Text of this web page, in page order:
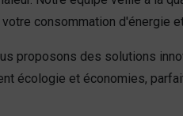
consommation d'énergie
proposons des solutions
écologie et économies,